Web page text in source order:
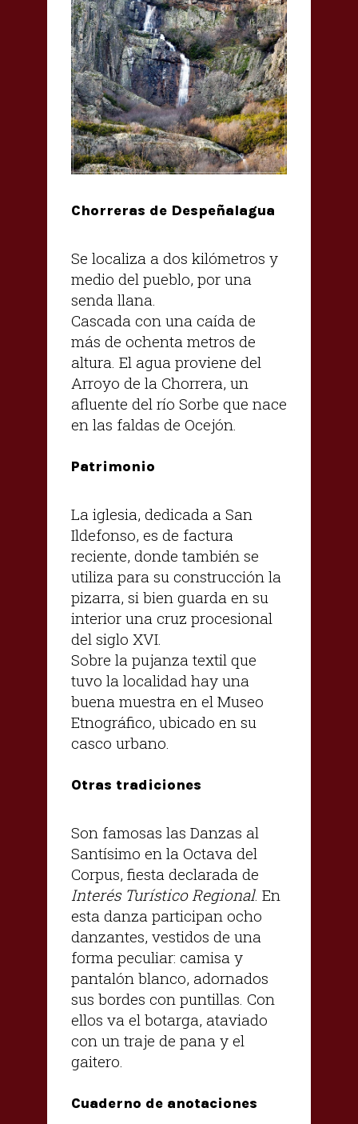
Chorreras de Despeñalagua
Se localiza a dos kilómetros y
medio del pueblo, por una
senda llana.
Cascada con una caída de
más de ochenta metros de
altura. El agua proviene del
Arroyo de la Chorrera, un
afluente del río Sorbe que nace
en las faldas de Ocejón.
Patrimonio
La iglesia, dedicada a San
Ildefonso, es de factura
reciente, donde también se
utiliza para su construcción la
pizarra, si bien guarda en su
interior una cruz procesional
del siglo XVI.
Sobre la pujanza textil que
tuvo la localidad hay una
buena muestra en el Museo
Etnográfico, ubicado en su
casco urbano.
Otras tradiciones
Son famosas las Danzas al
Santísimo en la Octava del
Corpus, fiesta declarada de
Interés Turístico Regional. En
esta danza participan ocho
danzantes, vestidos de una
forma peculiar: camisa y
pantalón blanco, adornados
sus bordes con puntillas. Con
ellos va el botarga, ataviado
con un traje de pana y el
gaitero.
Cuaderno de anotaciones